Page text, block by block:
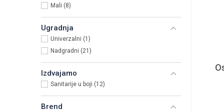
Mali (8)
Ugradnja
Univerzalni (1)
Nadgradni (21)
Izdvajamo
Sanitarije u boji (12)
Brend